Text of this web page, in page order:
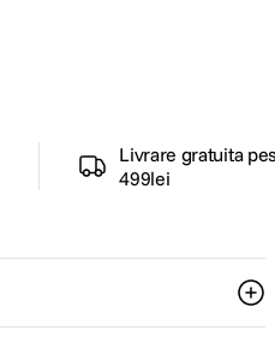
Livrare gratuita
499lei